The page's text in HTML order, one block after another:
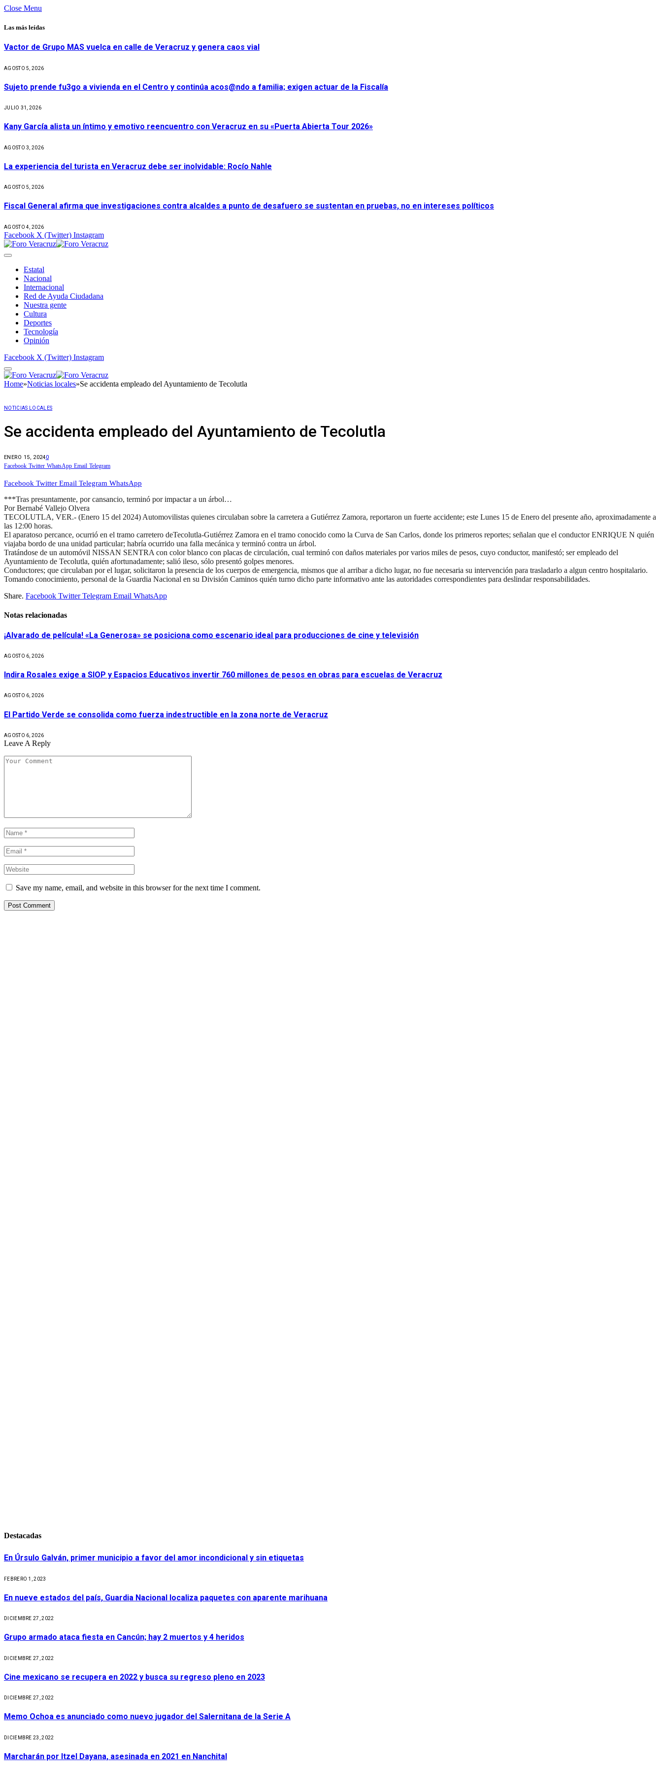
Close Menu
Las más leídas
Vactor de Grupo MAS vuelca en calle de Veracruz y genera caos vial
AGOSTO 5, 2026
Sujeto prende fu3go a vivienda en el Centro y continúa acos@ndo a familia; exigen actuar de la Fiscalía
JULIO 31, 2026
Kany García alista un íntimo y emotivo reencuentro con Veracruz en su «Puerta Abierta Tour 2026»
AGOSTO 3, 2026
La experiencia del turista en Veracruz debe ser inolvidable: Rocío Nahle
AGOSTO 5, 2026
Fiscal General afirma que investigaciones contra alcaldes a punto de desafuero se sustentan en pruebas, no en intereses políticos
AGOSTO 4, 2026
Facebook X (Twitter) Instagram
Estatal
Nacional
Internacional
Red de Ayuda Ciudadana
Nuestra gente
Cultura
Deportes
Tecnología
Opinión
Facebook X (Twitter) Instagram
Home»Noticias locales»Se accidenta empleado del Ayuntamiento de Tecolutla
NOTICIAS LOCALES
Se accidenta empleado del Ayuntamiento de Tecolutla
ENERO 15, 20240
Facebook Twitter WhatsApp Email Telegram
Facebook Twitter Email Telegram WhatsApp
***Tras presuntamente, por cansancio, terminó por impactar a un árbol…
Por Bernabé Vallejo Olvera
TECOLUTLA, VER.- (Enero 15 del 2024) Automovilistas quienes circulaban sobre la carretera a Gutiérrez Zamora, reportaron un fuerte accidente; este Lunes 15 de Enero del presente año, aproximadamente a
las 12:00 horas.
El aparatoso percance, ocurrió en el tramo carretero deTecolutla-Gutiérrez Zamora en el tramo conocido como la Curva de San Carlos, donde los primeros reportes; señalan que el conductor ENRIQUE N quién
viajaba bordo de una unidad particular; habría ocurrido una falla mecánica y terminó contra un árbol.
Tratándose de un automóvil NISSAN SENTRA con color blanco con placas de circulación, cual terminó con daños materiales por varios miles de pesos, cuyo conductor, manifestó; ser empleado del
Ayuntamiento de Tecolutla, quién afortunadamente; salió ileso, sólo presentó golpes menores.
Conductores; que circulaban por el lugar, solicitaron la presencia de los cuerpos de emergencia, mismos que al arribar a dicho lugar, no fue necesaria su intervención para trasladarlo a algun centro hospitalario.
Tomando conocimiento, personal de la Guardia Nacional en su División Caminos quién turno dicho parte informativo ante las autoridades correspondientes para deslindar responsabilidades.
Share. Facebook Twitter Telegram Email WhatsApp
Notas relacionadas
¡Alvarado de película! «La Generosa» se posiciona como escenario ideal para producciones de cine y televisión
AGOSTO 6, 2026
Indira Rosales exige a SIOP y Espacios Educativos invertir 760 millones de pesos en obras para escuelas de Veracruz
AGOSTO 6, 2026
El Partido Verde se consolida como fuerza indestructible en la zona norte de Veracruz
AGOSTO 6, 2026
Leave A Reply
Save my name, email, and website in this browser for the next time I comment.
Destacadas
En Úrsulo Galván, primer municipio a favor del amor incondicional y sin etiquetas
FEBRERO 1, 2023
En nueve estados del país, Guardia Nacional localiza paquetes con aparente marihuana
DICIEMBRE 27, 2022
Grupo armado ataca fiesta en Cancún; hay 2 muertos y 4 heridos
DICIEMBRE 27, 2022
Cine mexicano se recupera en 2022 y busca su regreso pleno en 2023
DICIEMBRE 27, 2022
Memo Ochoa es anunciado como nuevo jugador del Salernitana de la Serie A
DICIEMBRE 23, 2022
Marcharán por Itzel Dayana, asesinada en 2021 en Nanchital